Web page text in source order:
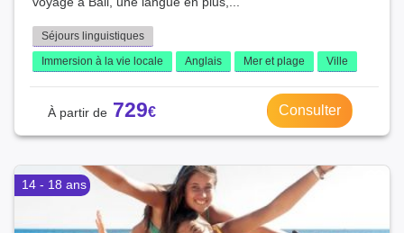
Séjours linguistiques
Immersion à la vie locale
Anglais Mer et plage Ville
729 Consulter
14 - 18 ans